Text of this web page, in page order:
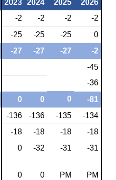
2023 2024 2025
2026
-2 -2 -2
-2
-25 -25 -25
0
-27 -27 -27
-2
-45
-36
0 0 0
-81
-136 -136 -135
-134
-18 -18 -18
-18
0 -32 -31 -31
0 0 PM
PM